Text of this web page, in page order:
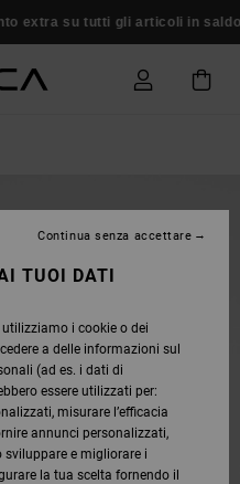
extra su tutti gli articoli in
TUOI DATI
i cookie o dei
a delle informazioni sul
(ad es. i dati di
essere utilizzati per:
misurare l’efficacia
annunci personalizzati,
e migliorare i
la tua scelta fornendo il
Continua senza accettare